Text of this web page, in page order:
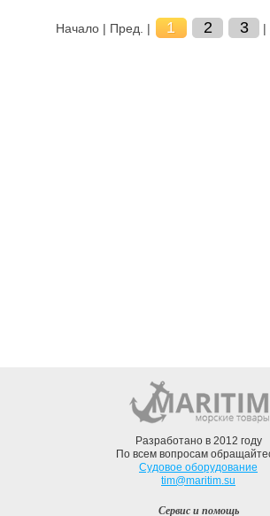
Начало | Пред. | 1 2 3 |
Разработано в 2012 году
По всем вопросам
Судовое оборудование
tim@maritim.su
Сервис и помощь